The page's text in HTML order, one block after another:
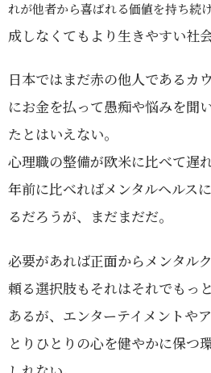
れが他者から喜ばれる価値を持ち続け
成しなくてもより生きやすい社
日本ではまだ赤の他人であるカ
にお金を払って愚痴や悩みを聞
たとはいえない。
心理職の整備が欧米に比べて遅
年前に比べればメンタルヘルス
るだろうが、まだまだだ。
必要があれば正面からメンタル
頼る選択肢もそれはそれでもっ
あるが、エンターテイメントや
とりひとりの心を健やかに保つ